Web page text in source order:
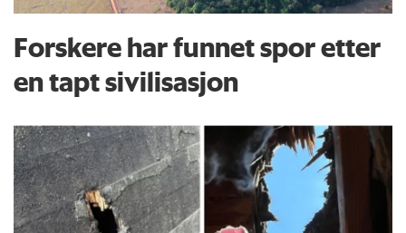
Forskere har funnet spor etter
en tapt sivilisasjon